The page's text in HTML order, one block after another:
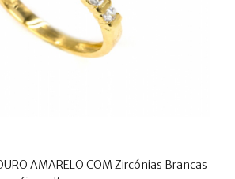
AMARELO COM Zircónias Brancas